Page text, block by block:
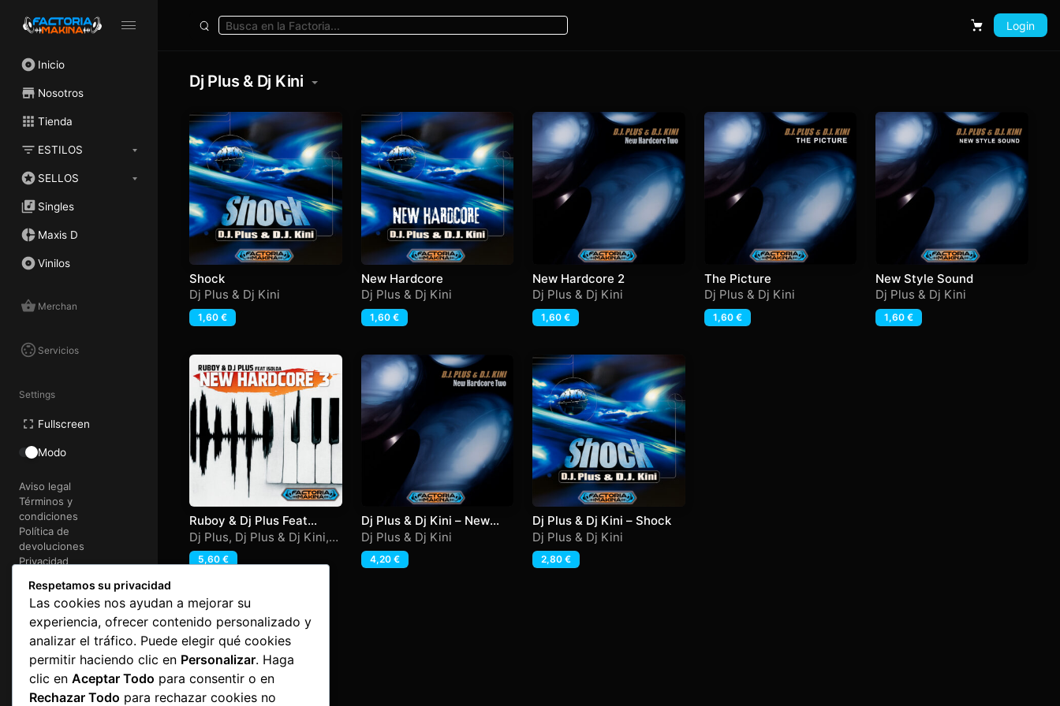
Carrito
Login
Inicio
Nosotros
Tienda
ESTILOS
SELLOS
Singles
Maxis D
Vinilos
Merchan
Servicios
Settings
Fullscreen
Modo
Aviso legal
Términos y
condiciones
Política de
devoluciones
Privacidad
@2026 FactoriaMakina
Art&Codee-lectronica
Dj Plus & Dj Kini
Shock
Dj Plus & Dj Kini
1,60 €
New Hardcore
Dj Plus & Dj Kini
1,60 €
New Hardcore 2
Dj Plus & Dj Kini
1,60€
The Picture
Dj Plus & Dj Kini
1,60 €
New Style Sound
Dj Plus & Dj Kini
1,60€
Ruboy & Dj Plus Feat
Isolda – New Harcore 3
Dj Plus, Dj Plus & Dj Kini,
Isolda,Ruboy
5,60 €
Dj Plus & Dj Kini – New
Hardcore Two
Dj Plus & Dj Kini
4,20 €
Dj Plus & Dj Kini – Shock
Dj Plus & Dj Kini
2,80€
Respetamos su privacidad
Las cookies nos ayudan a mejorar su
experiencia, ofrecer contenido personalizado y
analizar el tráfico. Puede elegir qué cookies
permitir haciendo clic en Personalizar. Haga
clic en Aceptar Todo para consentir o en
Rechazar Todo para rechazar cookies no